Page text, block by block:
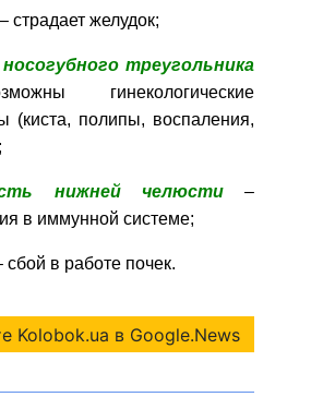
страдает желудок;
носогубного треугольника
гинекологические
(киста, полипы, воспаления,
нижней челюсти–
в иммунной системе;
сбой в работе почек.
Kolobok.ua в Google.News